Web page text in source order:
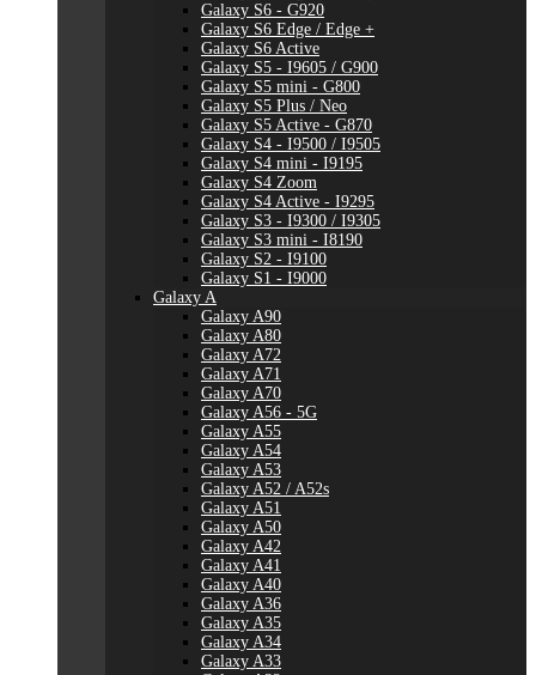
Galaxy S6 - G920
Galaxy S6 Edge / Edge +
Galaxy S6 Active
Galaxy S5 - I9605 / G900
Galaxy S5 mini - G800
Galaxy S5 Plus / Neo
Galaxy S5 Active - G870
Galaxy S4 - I9500 / I9505
Galaxy S4 mini - I9195
Galaxy S4 Zoom
Galaxy S4 Active - I9295
Galaxy S3 - I9300 / I9305
Galaxy S3 mini - I8190
Galaxy S2 - I9100
Galaxy S1 - I9000
Galaxy A
Galaxy A90
Galaxy A80
Galaxy A72
Galaxy A71
Galaxy A70
Galaxy A56 - 5G
Galaxy A55
Galaxy A54
Galaxy A53
Galaxy A52 / A52s
Galaxy A51
Galaxy A50
Galaxy A42
Galaxy A41
Galaxy A40
Galaxy A36
Galaxy A35
Galaxy A34
Galaxy A33